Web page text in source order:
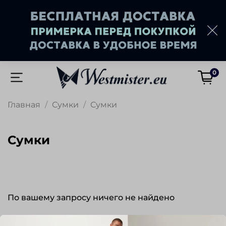
0
Главная Сумки Сумки
Сумки
По вашему запросу ничего не найдено